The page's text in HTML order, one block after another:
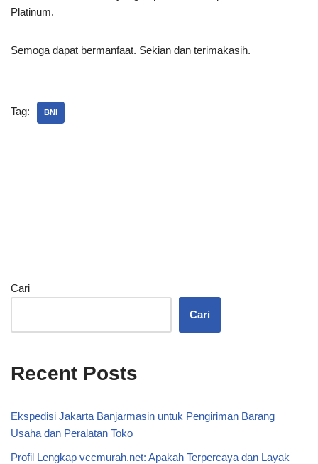
Platinum.
Semoga dapat bermanfaat. Sekian dan terimakasih.
Tag: BNI
Cari
Cari
Recent Posts
Ekspedisi Jakarta Banjarmasin untuk Pengiriman Barang
Usaha dan Peralatan Toko
Profil Lengkap vccmurah.net: Apakah Terpercaya dan Layak